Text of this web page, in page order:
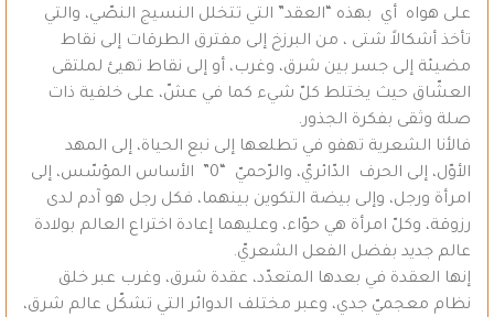
على هواه أي بهذه “العقد” التي تتخلل النسيج النصّي، والتي
تأخذ أشكالاً شتى ، من البرزخ إلى مفترق الطرقات إلى نقاط
مضيئة إلى جسر بين شرق، وغرب، أو إلى نقاط تهيئ لملتقى
العشّاق حيث يختلط كلّ شيء كما في عشّ، على خلفية ذات
صلة وثقى بفكرة الجذور.
فالأنا الشعرية تهفو في تطلعها إلى نبع الحياة، إلى المهد
الأوّل، إلى الحرف الدّائريّ، والرّحميّ “0” الأساس المؤسّس، إلى
امرأة ورجل، وإلى بيضة التكوين بينهما، فكل رجل هو آدم لدى
رزوقة، وكلّ امرأة هي حوّاء، وعليهما إعادة اختراع العالم بولادة
عالم جديد بفضل الفعل الشعريّ.
إنها العقدة في بعدها المتعدّد، عقدة شرق، وغرب عبر خلق
نظام معجميّ جدي، وعبر مختلف الدوائر التي تشكّل عالم شرق،